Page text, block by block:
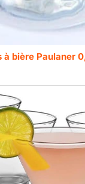
à bière Paulaner